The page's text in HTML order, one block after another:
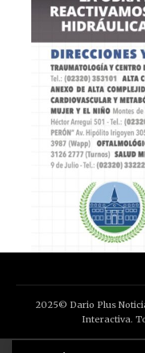
2025© Dario Plus
Interactiva.